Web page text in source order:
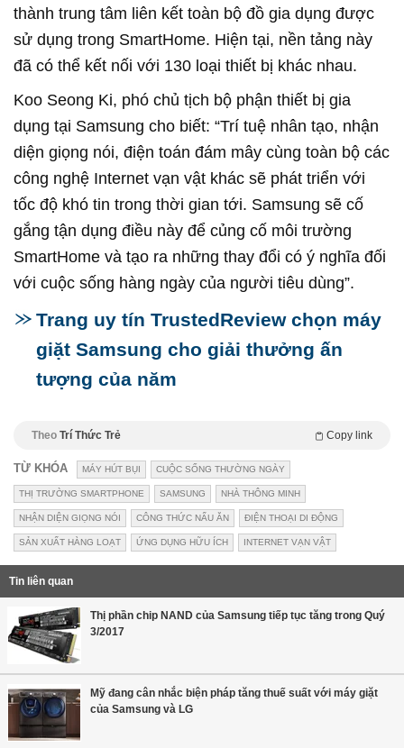
thành trung tâm liên kết toàn bộ đồ gia dụng được
sử dụng trong SmartHome. Hiện tại, nền tảng này
đã có thể kết nối với 130 loại thiết bị khác nhau.
Koo Seong Ki, phó chủ tịch bộ phận thiết bị gia
dụng tại Samsung cho biết: “Trí tuệ nhân tạo, nhận
diện giọng nói, điện toán đám mây cùng toàn bộ các
công nghệ Internet vạn vật khác sẽ phát triển với
tốc độ khó tin trong thời gian tới. Samsung sẽ cố
gắng tận dụng điều này để củng cố môi trường
SmartHome và tạo ra những thay đổi có ý nghĩa đối
với cuộc sống hàng ngày của người tiêu dùng”.
Trang uy tín TrustedReview chọn máy
giặt Samsung cho giải thưởng ấn
tượng của năm
Theo Trí Thức Trẻ Copy link
TỪ KHÓA MÁY HÚT BỤI CUỘC SỐNG THƯỜNG NGÀY
THỊ TRƯỜNG SMARTPHONE SAMSUNG NHÀ THÔNG MINH
NHẬN DIỆN GIỌNG NÓI CÔNG THỨC NẤU ĂN ĐIỆN THOẠI DI ĐỘNG
SẢN XUẤT HÀNG LOẠT ỨNG DỤNG HỮU ÍCH INTERNET VẠN VẬT
Tin liên quan
Thị phần chip NAND của Samsung tiếp tục tăng trong Quý
3/2017
Mỹ đang cân nhắc biện pháp tăng thuế suất với máy giặt
của Samsung và LG